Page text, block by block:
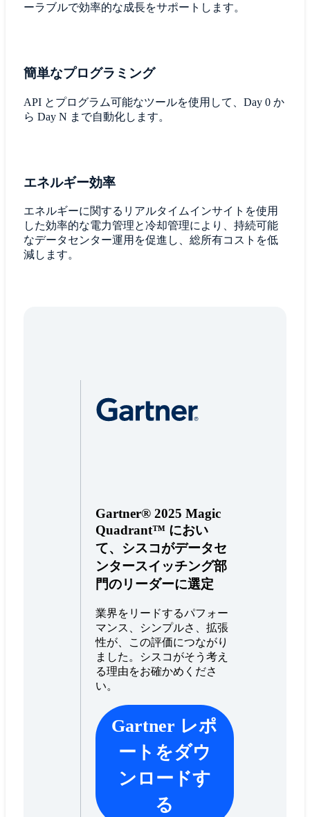
ーラブルで効率的な成長をサポートします。
簡単なプログラミング
API とプログラム可能なツールを使用して、Day 0 か
ら Day N まで自動化します。
エネルギー効率
エネルギーに関するリアルタイムインサイトを使用
した効率的な電力管理と冷却管理により、持続可能
なデータセンター運用を促進し、総所有コストを低
減します。
Gartner® 2025 Magic
Quadrant™ におい
て、シスコがデータセ
ンタースイッチング部
門のリーダーに選定
業界をリードするパフォー
マンス、シンプルさ、拡張
性が、この評価につながり
ました。シスコがそう考え
る理由をお確かめくださ
い。
Gartner レポ
ートをダウ
ンロードす
る